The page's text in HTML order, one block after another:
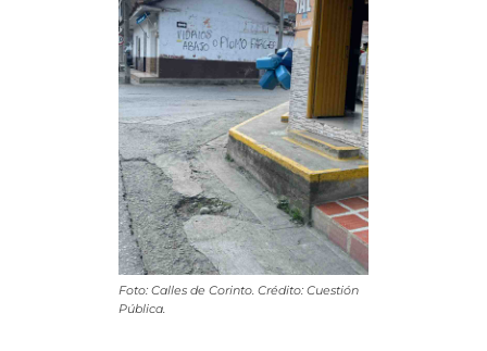
Foto: Calles de Corinto. Crédito: Cuestión
Pública.